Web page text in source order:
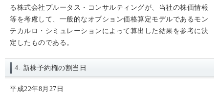
る株式会社プルータス・コンサルティングが、当社の株価情報
等を考慮して、一般的なオプション価格算定モデルであるモン
テカルロ・シミュレーションによって算出した結果を参考に決
定したものである。
4. 新株予約権の割当日
平成22年8月27日